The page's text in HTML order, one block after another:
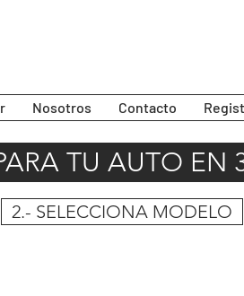
Nosotros Contacto
TU AUTO EN
2.- SELECCIONA MODELO